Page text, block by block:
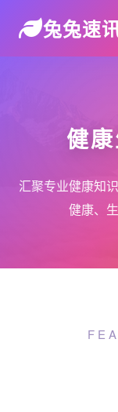
兔兔速
健
汇聚专业健康知
健康、